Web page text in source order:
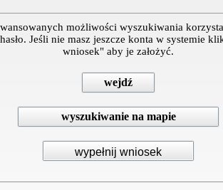
możliwości wyszukiwania
Jeśli nie masz jeszcze konta w systemie
wniosek" aby je założyć.
wejdź
wyszukiwanie na mapie